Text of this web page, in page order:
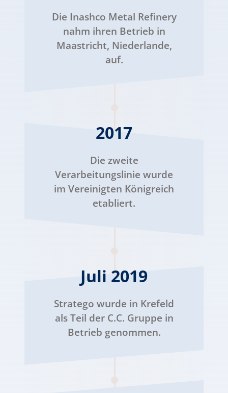
Die Inashco Metal Refinery
nahm ihren Betrieb in
Maastricht, Niederlande,
auf.
2017
Die zweite
Verarbeitungslinie wurde
im Vereinigten Königreich
etabliert.
Juli 2019
Stratego wurde in Krefeld
als Teil der C.C. Gruppe in
Betrieb genommen.